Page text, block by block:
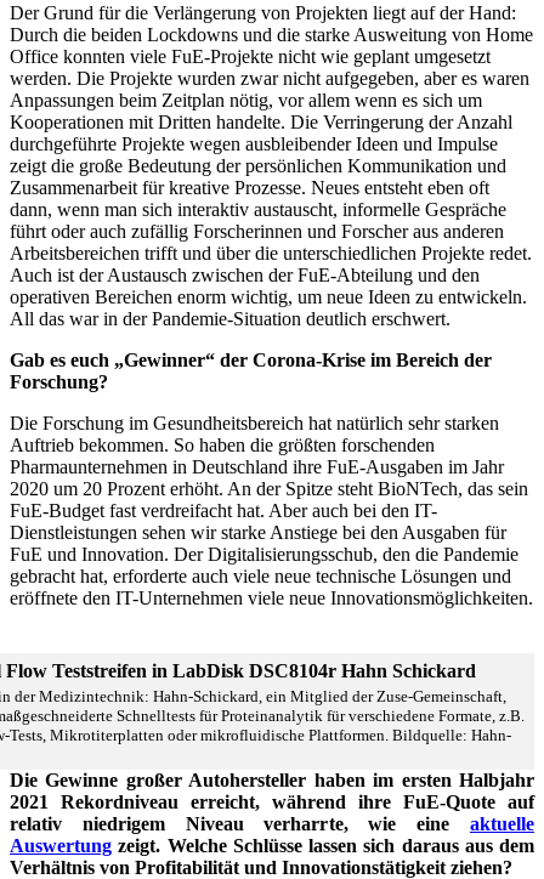
Der Grund für die Verlängerung von Projekten liegt auf der Hand:
Durch die beiden Lockdowns und die starke Ausweitung von Home
Office konnten viele FuE-Projekte nicht wie geplant umgesetzt
werden. Die Projekte wurden zwar nicht aufgegeben, aber es waren
Anpassungen beim Zeitplan nötig, vor allem wenn es sich um
Kooperationen mit Dritten handelte. Die Verringerung der Anzahl
durchgeführte Projekte wegen ausbleibender Ideen und Impulse
zeigt die große Bedeutung der persönlichen Kommunikation und
Zusammenarbeit für kreative Prozesse. Neues entsteht eben oft
dann, wenn man sich interaktiv austauscht, informelle Gespräche
führt oder auch zufällig Forscherinnen und Forscher aus anderen
Arbeitsbereichen trifft und über die unterschiedlichen Projekte redet.
Auch ist der Austausch zwischen der FuE-Abteilung und den
operativen Bereichen enorm wichtig, um neue Ideen zu entwickeln.
All das war in der Pandemie-Situation deutlich erschwert.
Gab es euch „Gewinner“ der Corona-Krise im Bereich der
Forschung?
Die Forschung im Gesundheitsbereich hat natürlich sehr starken
Auftrieb bekommen. So haben die größten forschenden
Pharmaunternehmen in Deutschland ihre FuE-Ausgaben im Jahr
2020 um 20 Prozent erhöht. An der Spitze steht BioNTech, das sein
FuE-Budget fast verdreifacht hat. Aber auch bei den IT-
Dienstleistungen sehen wir starke Anstiege bei den Ausgaben für
FuE und Innovation. Der Digitalisierungsschub, den die Pandemie
gebracht hat, erforderte auch viele neue technische Lösungen und
eröffnete den IT-Unternehmen viele neue Innovationsmöglichkeiten.
der Medizintechnik: Hahn-Schickard, ein Mitglied der Zuse-Gemeinschaft,
Schnelltests für Proteinanalytik für verschiedene Formate, z.B.
Tests, Mikrotiterplatten oder mikrofluidische Plattformen. Bildquelle: Hahn-
Die Gewinne großer Autohersteller haben im ersten Halbjahr
2021 Rekordniveau erreicht, während ihre FuE-Quote auf
relativ niedrigem Niveau verharrte, wie eine aktuelle
Auswertung zeigt. Welche Schlüsse lassen sich daraus aus dem
Verhältnis von Profitabilität und Innovationstätigkeit ziehen?